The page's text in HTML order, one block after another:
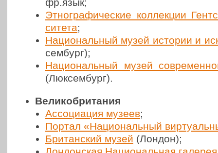
фр.язык;
Этно­гра­фи­че­ские кол­лек­ции
си­те­та;
Наци­о­наль­ный музей истории и
сем­бург);
Наци­о­наль­ный музей
(Люк­сем­бург).
Вели­ко­бри­та­ния
Ассо­ци­а­ция музеев;
Портал «Наци­о­наль­ный
Бри­тан­ский музей (Лондон);